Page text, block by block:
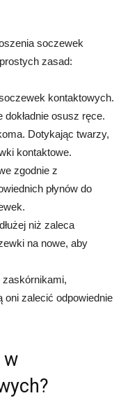
soczewek
zasad:
kontaktowych.
dokładnie osusz ręce.
Dotykając twarzy,
kontaktowe.
zgodnie z
płynów do
niż zaleca
na nowe, aby
oni zalecić odpowiednie
w